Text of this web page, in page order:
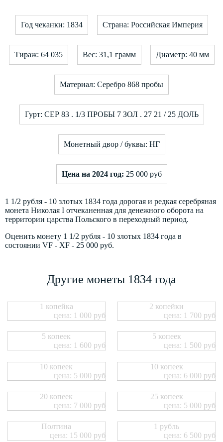
Год чеканки: 1834 Страна: Российская Империя
Тираж: 64 035 Вес: 31,1 грамм Диаметр: 40 мм
Материал: Серебро 868 пробы
Гурт: СЕР 83 . 1/3 ПРОБЫ 7 ЗОЛ . 27 21 / 25 ДОЛЬ
Монетный двор / буквы: НГ
Цена на 2024 год: 25 000 руб
1 1/2 рубля - 10 злотых 1834 года дорогая и редкая серебряная
монета Николая I отчеканенная для денежного оборота на
территории царства Польского в переходный период.
Оценить монету 1 1/2 рубля - 10 злотых 1834 года в
состоянии VF - XF - 25 000 руб.
Другие монеты 1834 года
1 копейка
цена: 1 000 руб
2 копейки
цена: 1 700 руб
5 копеек
цена: 1 600 руб
5 копеек
цена: 1 500 руб
10 копеек
цена: 5 000 руб
10 копеек
цена: 6 000 руб
20 копеек
цена: 7 000 руб
25 копеек
цена: 5 000 руб
Полтина
цена: 15 000 руб
1 рубль
цена: 6 500 руб